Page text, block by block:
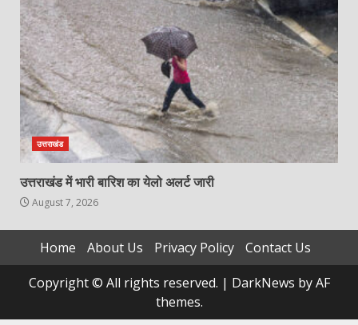
उत्तराखंड
उत्तराखंड में भारी बारिश का येलो अलर्ट जारी
August 7, 2026
Home About Us Privacy Policy
Contact Us
Copyright © All rights reserved. | DarkNews by AF
themes.